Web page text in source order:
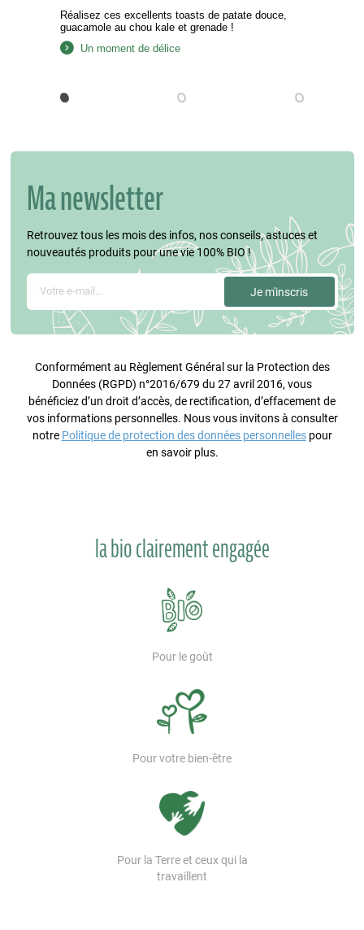
Réalisez ces excellents toasts de patate douce,
guacamole au chou kale et grenade !
Un moment de délice
Ma newsletter
Retrouvez tous les mois des infos, nos conseils, astuces et
nouveautés produits pour une vie 100% BIO !
Conformément au Règlement Général sur la Protection des
Données (RGPD) n°2016/679 du 27 avril 2016, vous
bénéficiez d’un droit d’accès, de rectification, d’effacement de
vos informations personnelles. Nous vous invitons à consulter
notre Politique de protection des données personnellespour
en savoir plus.
la bio clairement engagée
Pour le goût
Pour votre bien-être
Pour la Terre et ceux qui la
travaillent